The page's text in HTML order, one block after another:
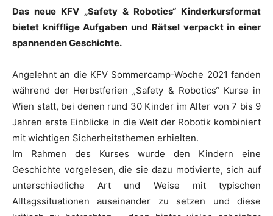
Das neue KFV „Safety & Robotics“ Kinderkursformat
bietet knifflige Aufgaben und Rätselverpackt in einer
spannenden Geschichte.
Angelehnt an die KFV Sommercamp-Woche 2021 fanden
während der Herbstferien „Safety & Robotics“ Kurse in
Wien statt, bei denen rund 30 Kinder im Alter von 7 bis 9
Jahren erste Einblicke in die Welt der Robotik kombiniert
mit wichtigen Sicherheitsthemen erhielten.
Im Rahmen des Kurses wurde den Kindern eine
Geschichte vorgelesen, die sie dazu motivierte, sich auf
unterschiedliche Art und Weise mit typischen
Alltagssituationen auseinander zu setzen und diese